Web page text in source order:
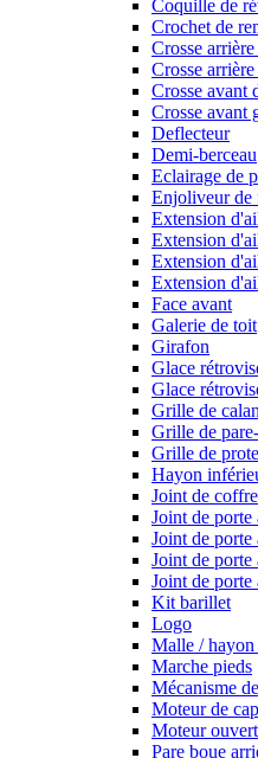
Coquille de
Crochet de
Crosse
Crosse
Crosse avant
Crosse avant
Deflecteur
Demi-berceau
Eclairage de
Enjoliveur de
Extension
Extension
Extension
Extension
Face avant
Galerie de toit
Girafon
Glace
Glace
Grille de
Grille de
Grille de
Hayon
Joint de coffre
Joint de porte
Joint de porte
Joint de porte
Joint de porte
Kit barillet
Logo
Malle / hayon
Marche pieds
Mécanisme
Moteur de
Moteur
Pare boue